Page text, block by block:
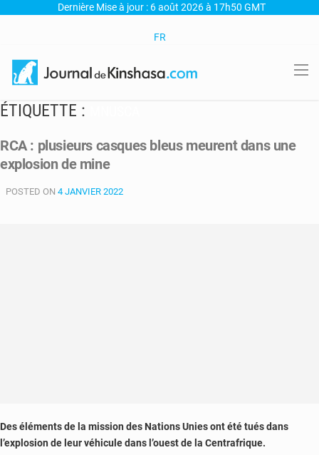
Dernière Mise à jour : 6 août 2026 à 17h50 GMT
FR
ÉTIQUETTE :
RCA : plusieurs casques bleus meurent dans une
explosion de mine
POSTED ON 4 JANVIER 2022
Des éléments de la mission des Nations Unies ont été tués dans
l’explosion de leur véhicule dans l’ouest de la Centrafrique.